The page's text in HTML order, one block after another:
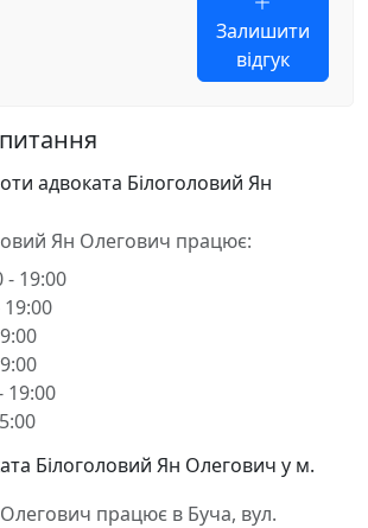
Залишити
відгук
адвоката Білоголовий Ян
Ян Олегович працює:
- 19:00
19:00
19:00
Білоголовий Ян Олегович у м.
працює в Буча, вул.